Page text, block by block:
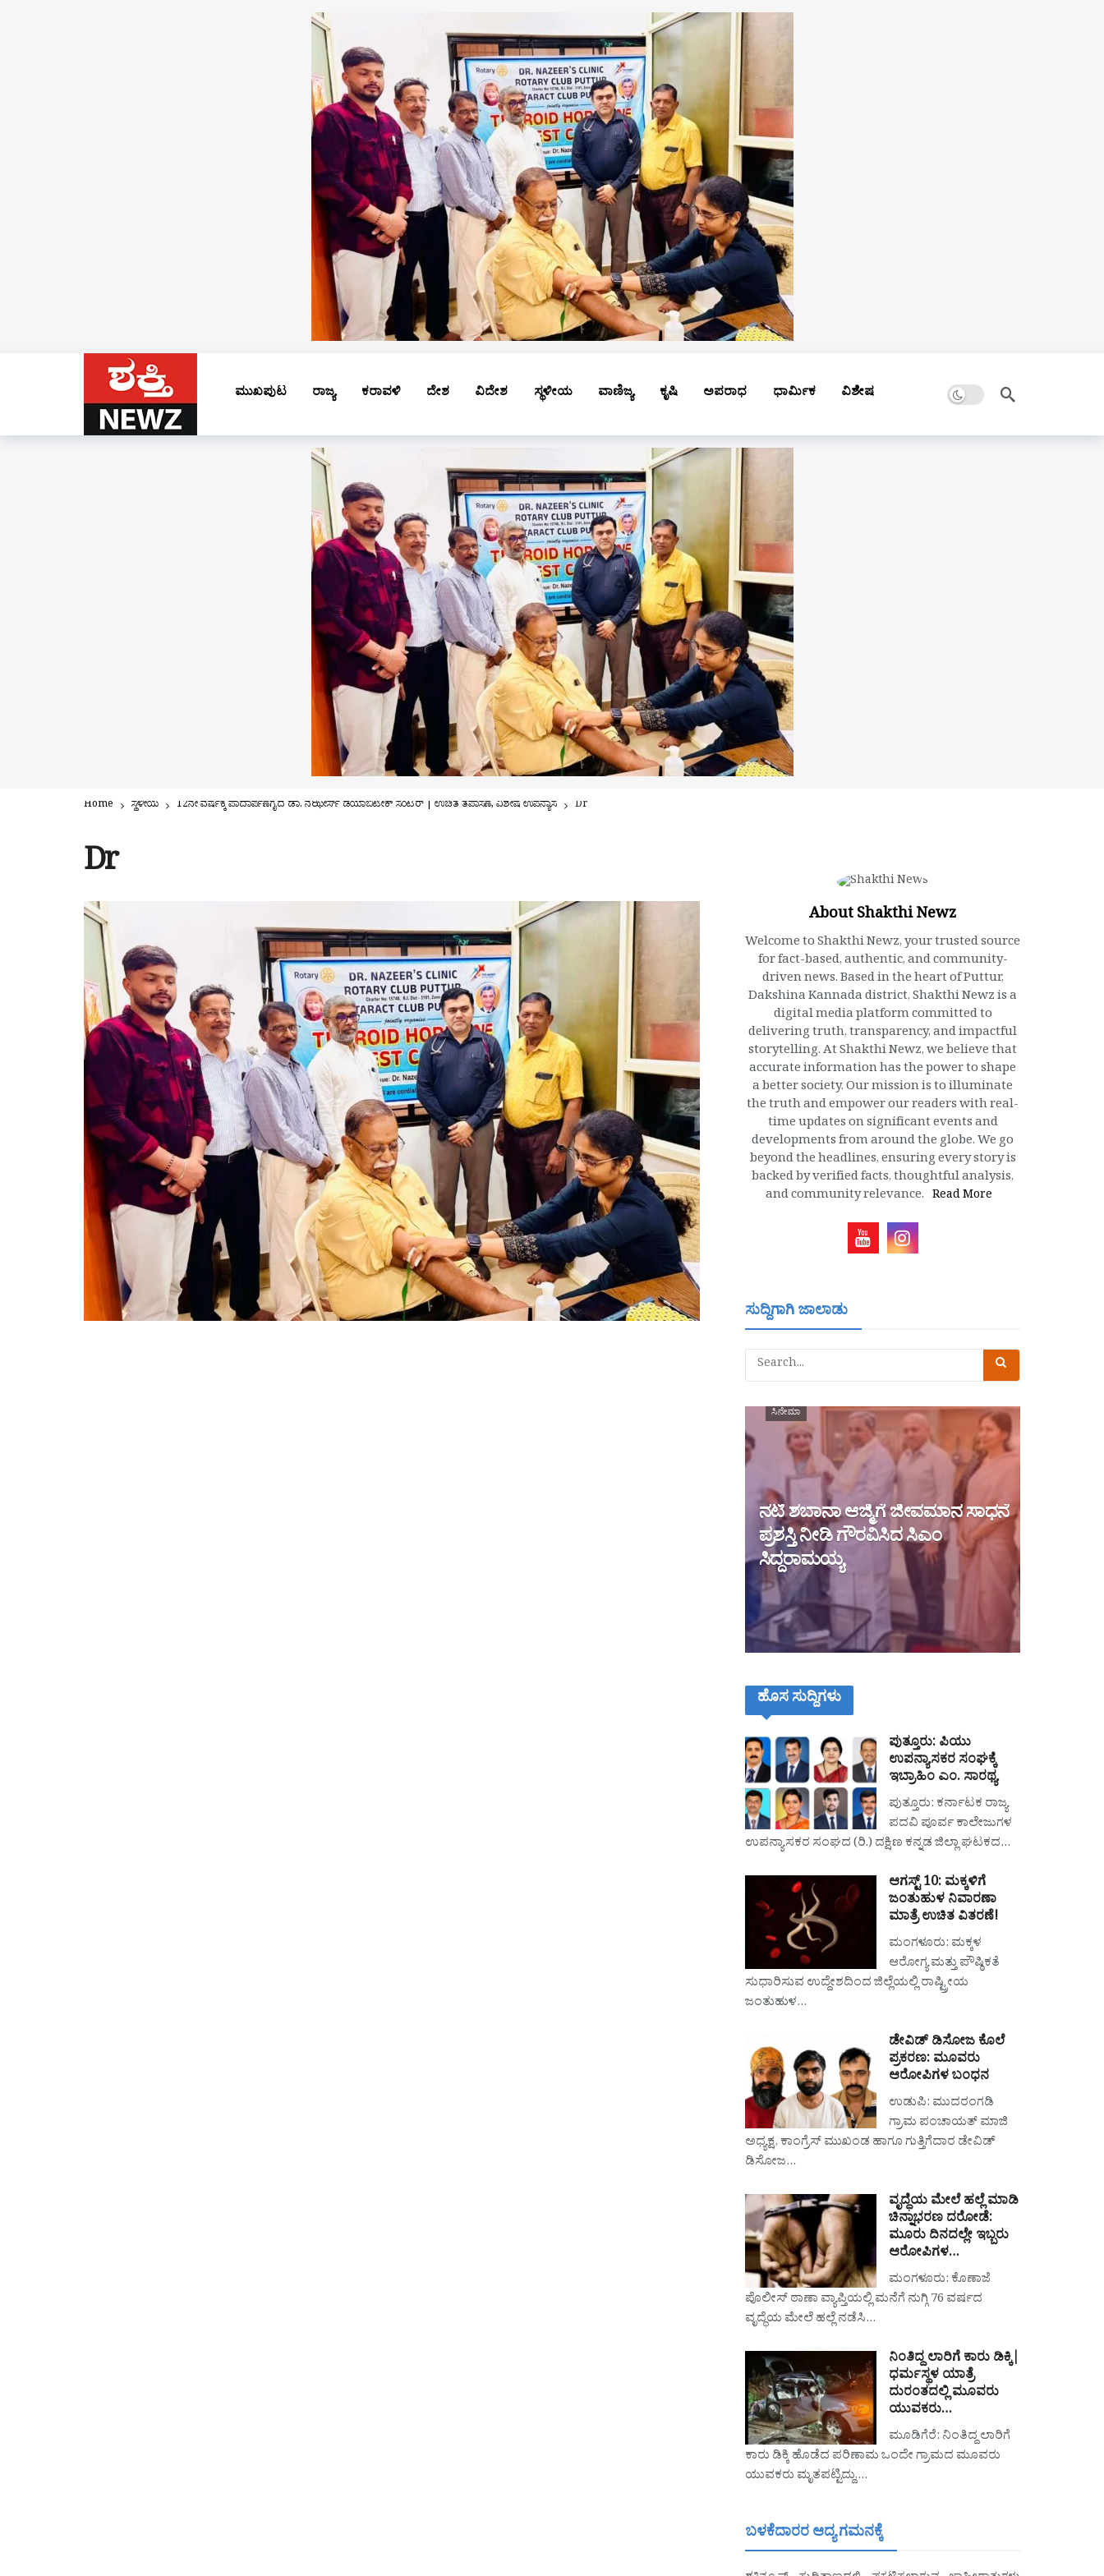
ಮುಖಪುಟ ರಾಜ್ಯ ಕರಾವಳಿ ದೇಶ ವಿದೇಶ ಸ್ಥಳೀಯ ವಾಣಿಜ್ಯ ಕೃಷಿ ಅಪರಾಧ ಧಾರ್ಮಿಕ ವಿಶೇಷ Dark mode
Home ಸ್ಥಳೀಯ 12ನೇ ವರ್ಷಕ್ಕೆ ಪಾದಾರ್ಪಣೆಗೈದ ಡಾ. ನಝೀರ್ಸ್ ಡಯಾಬಿಟೀಕ್ ಸೆಂಟರ್ | ಉಚಿತ ತಪಾಸಣೆ, ವಿಶೇಷ ಉಪನ್ಯಾಸ Dr
Dr
About Shakthi Newz
Welcome to Shakthi Newz, your trusted source
for fact-based, authentic, and community-
driven news. Based in the heart of Puttur,
Dakshina Kannada district, Shakthi Newz is a
digital media platform committed to
delivering truth, transparency, and impactful
storytelling. At Shakthi Newz, we believe that
accurate information has the power to shape
a better society. Our mission is to illuminate
the truth and empower our readers with real-
time updates on significant events and
developments from around the globe. We go
beyond the headlines, ensuring every story is
backed by verified facts, thoughtful analysis,
and community relevance. Read More
ಸುದ್ದಿಗಾಗಿ ಜಾಲಾಡು
ಸಿನೇಮಾ
ನಟಿ ಶಬಾನಾ ಆಜ್ಮಿಗೆ ಜೀವಮಾನ ಸಾಧನೆ
ಪ್ರಶಸ್ತಿ ನೀಡಿ ಗೌರವಿಸಿದ ಸಿಎಂ
ಸಿದ್ದರಾಮಯ್ಯ
ಹೊಸ ಸುದ್ದಿಗಳು
ಪುತ್ತೂರು: ಪಿಯು
ಉಪನ್ಯಾಸಕರ ಸಂಘಕ್ಕೆ
ಇಬ್ರಾಹಿಂ ಎಂ. ಸಾರಥ್ಯ
ಪುತ್ತೂರು: ಕರ್ನಾಟಕ ರಾಜ್ಯ
ಪದವಿ ಪೂರ್ವ ಕಾಲೇಜುಗಳ
ಉಪನ್ಯಾಸಕರ ಸಂಘದ (ರಿ.) ದಕ್ಷಿಣ ಕನ್ನಡ ಜಿಲ್ಲಾ ಘಟಕದ…
ಆಗಸ್ಟ್ 10: ಮಕ್ಕಳಿಗೆ
ಜಂತುಹುಳ ನಿವಾರಣಾ
ಮಾತ್ರೆ ಉಚಿತ ವಿತರಣೆ!
ಮಂಗಳೂರು: ಮಕ್ಕಳ
ಆರೋಗ್ಯ ಮತ್ತು ಪೌಷ್ಠಿಕತೆ
ಸುಧಾರಿಸುವ ಉದ್ದೇಶದಿಂದ ಜಿಲ್ಲೆಯಲ್ಲಿ ರಾಷ್ಟ್ರೀಯ
ಜಂತುಹುಳ…
ಡೇವಿಡ್ ಡಿಸೋಜ ಕೊಲೆ
ಪ್ರಕರಣ: ಮೂವರು
ಆರೋಪಿಗಳ ಬಂಧನ
ಉಡುಪಿ: ಮುದರಂಗಡಿ
ಗ್ರಾಮ ಪಂಚಾಯತ್ ಮಾಜಿ
ಅಧ್ಯಕ್ಷ, ಕಾಂಗ್ರೆಸ್ ಮುಖಂಡ ಹಾಗೂ ಗುತ್ತಿಗೆದಾರ ಡೇವಿಡ್
ಡಿಸೋಜ…
ವೃದ್ಧೆಯ ಮೇಲೆ ಹಲ್ಲೆ ಮಾಡಿ
ಚಿನ್ನಾಭರಣ ದರೋಡೆ:
ಮೂರು ದಿನದಲ್ಲೇ ಇಬ್ಬರು
ಆರೋಪಿಗಳ…
ಮಂಗಳೂರು: ಕೊಣಾಜೆ
ಪೊಲೀಸ್ ಠಾಣಾ ವ್ಯಾಪ್ತಿಯಲ್ಲಿ ಮನೆಗೆ ನುಗ್ಗಿ 76 ವರ್ಷದ
ವೃದ್ಧೆಯ ಮೇಲೆ ಹಲ್ಲೆ ನಡೆಸಿ…
ನಿಂತಿದ್ದ ಲಾರಿಗೆ ಕಾರು ಡಿಕ್ಕಿ|
ಧರ್ಮಸ್ಥಳ ಯಾತ್ರೆ
ದುರಂತದಲ್ಲಿ ಮೂವರು
ಯುವಕರು…
ಮೂಡಿಗೆರೆ: ನಿಂತಿದ್ದ ಲಾರಿಗೆ
ಕಾರು ಡಿಕ್ಕಿ ಹೊಡೆದ ಪರಿಣಾಮ ಒಂದೇ ಗ್ರಾಮದ ಮೂವರು
ಯುವಕರು ಮೃತಪಟ್ಟಿದ್ದು,…
ಬಳಕೆದಾರರ ಆದ್ಯ ಗಮನಕ್ಕೆ